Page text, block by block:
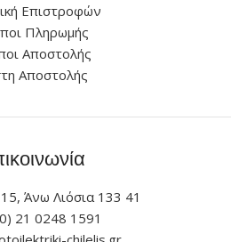
Επιστροφών
Πληρωμής
Αποστολής
Αποστολής
Άνω Λιόσια 133 41
21 0248 1591